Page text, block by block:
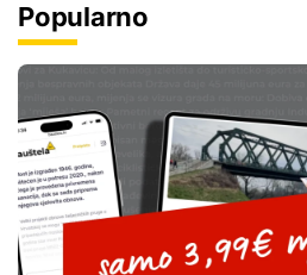
Popularno